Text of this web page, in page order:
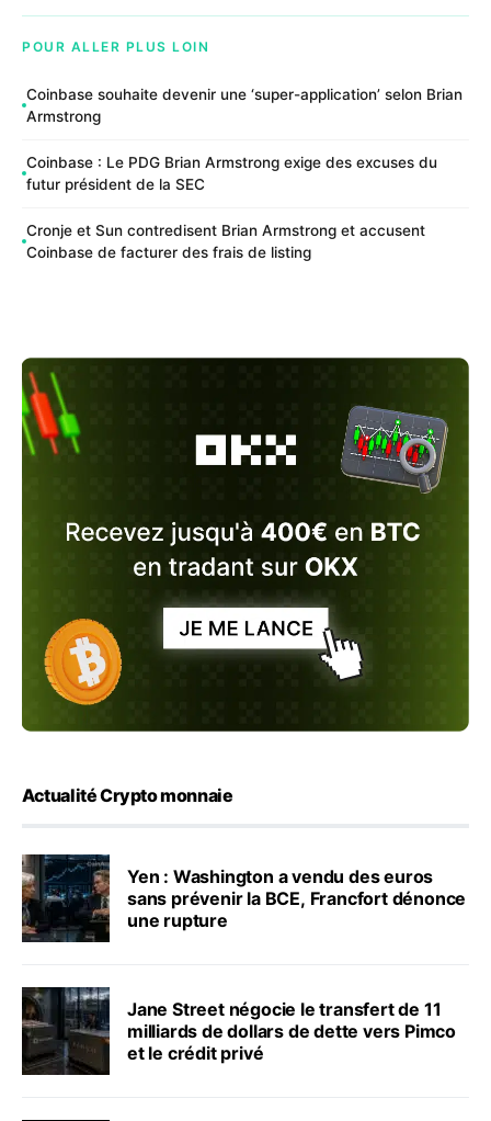
POUR ALLER PLUS LOIN
Coinbase souhaite devenir une ‘super-application’ selon Brian
Armstrong
Coinbase : Le PDG Brian Armstrong exige des excuses du
futur président de la SEC
Cronje et Sun contredisent Brian Armstrong et accusent
Coinbase de facturer des frais de listing
Actualité Crypto monnaie
Yen : Washington a vendu des euros
sans prévenir la BCE, Francfort dénonce
une rupture
Jane Street négocie le transfert de 11
milliards de dollars de dette vers Pimco
et le crédit privé